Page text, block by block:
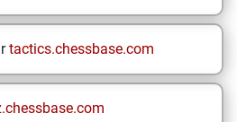
tactics.chessbase.com